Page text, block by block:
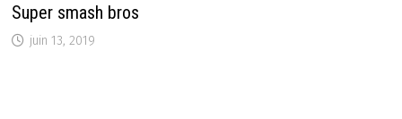
Super smash bros
juin 13, 2019